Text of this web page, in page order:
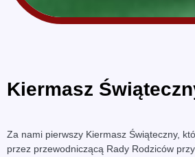
Kiermasz
Za nami pierwszy Kiermasz Świąteczny,
przez przewodniczącą Rady Rodziców